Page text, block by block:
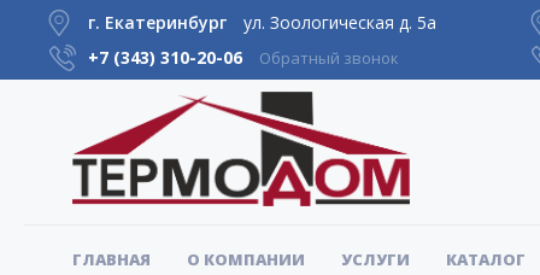
г. Екатеринбург
ул. Зоологическая д. 5а
+7 (343) 310-20-06 Обратный звонок
ГЛАВНАЯ О КОМПАНИИ УСЛУГИ КАТАЛОГ